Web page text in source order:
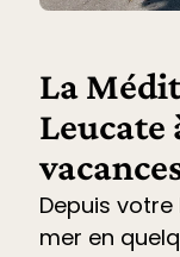
La
Leucate
Depuis
mer en